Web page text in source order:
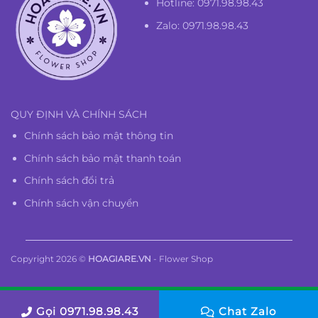
Hotline:0971.98.98.43
Zalo: 0971.98.98.43
QUY ĐỊNH VÀ CHÍNH SÁCH
Chính sách bảo mật thông tin
Chính sách bảo mật thanh toán
Chính sách đổi trả
Chính sách vận chuyển
Copyright 2026 © HOAGIARE.VN - Flower Shop
Gọi 0971.98.98.43 Chat Zalo